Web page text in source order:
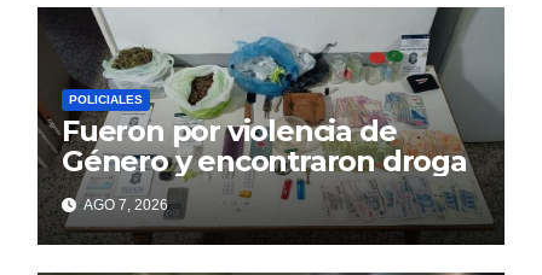
POLICIALES
Fueron por violencia de
Género y encontraron droga
AGO 7, 2026